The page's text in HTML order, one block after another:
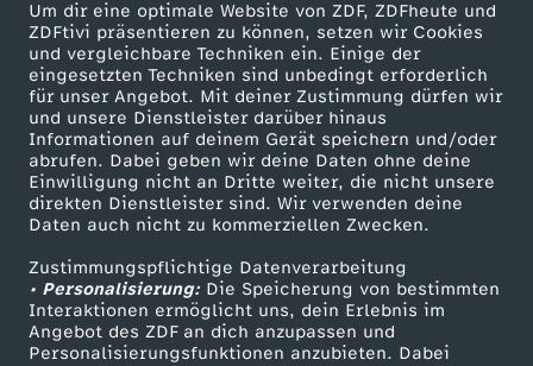
Um dir eine optimale Website von ZDF, ZDFheute und
ZDFtivi präsentieren zu können, setzen wir Cookies
und vergleichbare Techniken ein. Einige der
eingesetzten Techniken sind unbedingt erforderlich
für unser Angebot. Mit deiner Zustimmung dürfen wir
und unsere Dienstleister darüber hinaus
Informationen auf deinem Gerät speichern und/oder
abrufen. Dabei geben wir deine Daten ohne deine
Einwilligung nicht an Dritte weiter, die nicht unsere
direkten Dienstleister sind. Wir verwenden deine
Daten auch nicht zu kommerziellen Zwecken.
Zustimmungspflichtige Datenverarbeitung
• Personalisierung:Die Speicherung von bestimmten
Interaktionen ermöglicht uns, dein Erlebnis im
Angebot des ZDF an dich anzupassen und
Personalisierungsfunktionen anzubieten. Dabei
n
k
e
s
t
e
Mehr ZDF
ZDF-Apps
Smart TV
ZDFtext
Livestreams
Sendungen A-Z
TV-Programm
Service
ZDFmitreden
Kontakt zum ZDF
Tickets
Zuschauerservice
Hilfe